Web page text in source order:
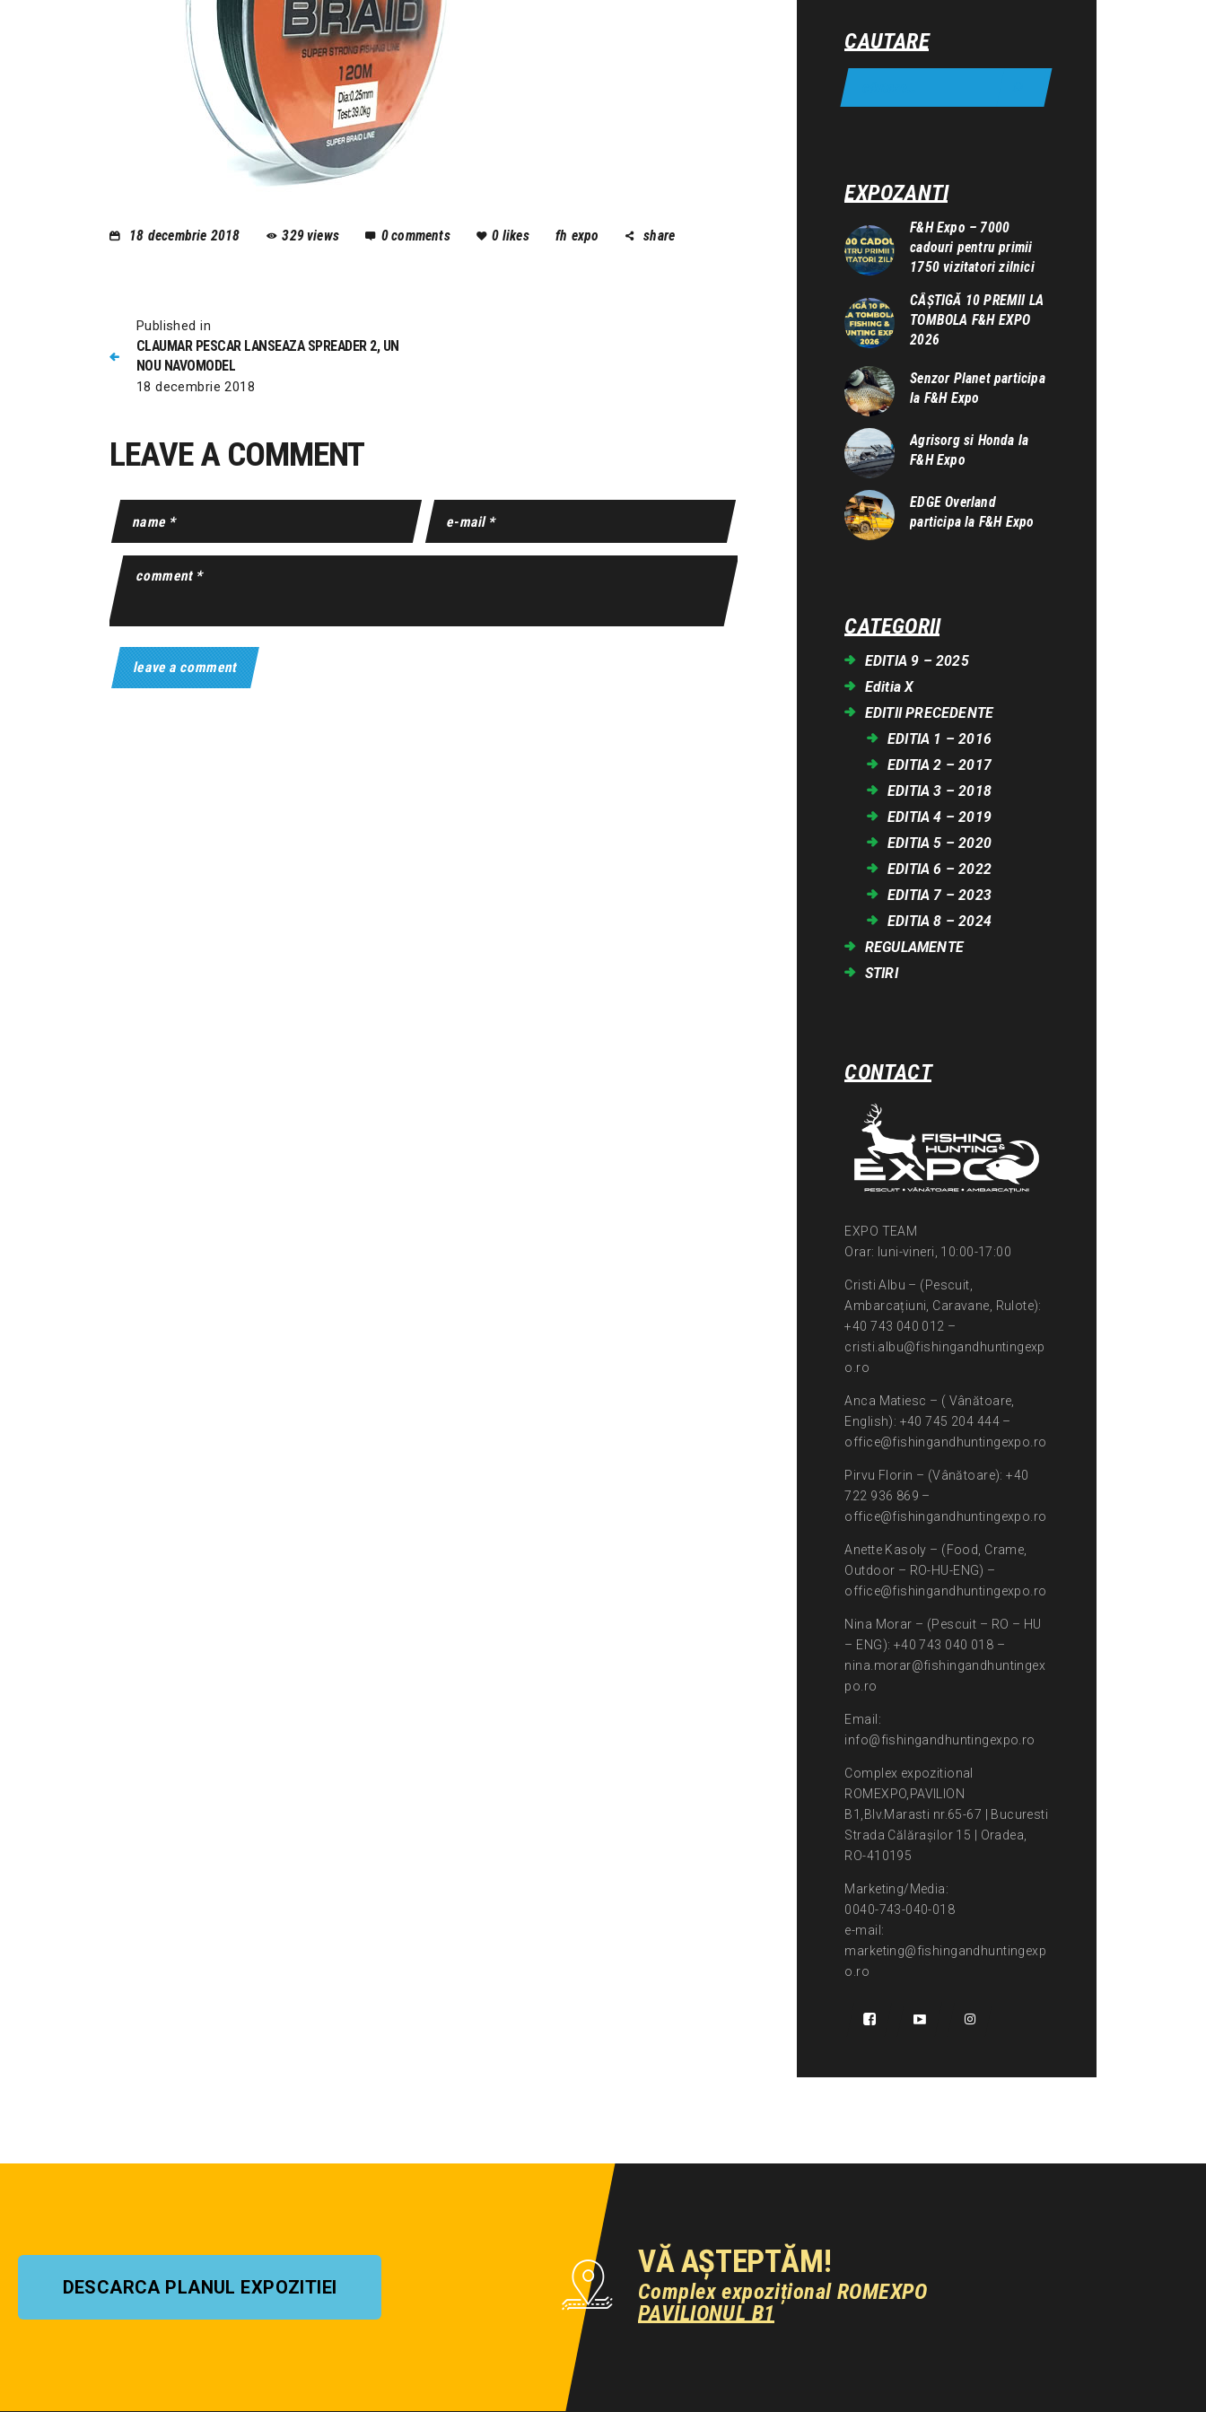
18 decembrie 2018 329views 0comments 0 likes fh expo share
Published in
CLAUMAR PESCAR LANSEAZA SPREADER 2, UN
NOU NAVOMODEL
18 decembrie 2018
LEAVE A COMMENT
CAUTARE
EXPOZANTI
F&H Expo – 7000
cadouri pentru primii
1750 vizitatori zilnici
CÂȘTIGĂ 10 PREMII LA
TOMBOLA F&H EXPO
2026
Senzor Planet participa
la F&H Expo
Agrisorg si Honda la
F&H Expo
EDGE Overland
participa la F&H Expo
CATEGORII
EDITIA 9 – 2025
Editia X
EDITII PRECEDENTE
EDITIA 1 – 2016
EDITIA 2 – 2017
EDITIA 3 – 2018
EDITIA 4 – 2019
EDITIA 5 – 2020
EDITIA 6 – 2022
EDITIA 7 – 2023
EDITIA 8 – 2024
REGULAMENTE
STIRI
CONTACT
EXPO TEAM
Orar: luni-vineri, 10:00-17:00
Cristi Albu – (Pescuit,
Ambarcațiuni, Caravane, Rulote):
+40 743 040 012 –
cristi.albu@fishingandhuntingexp
o.ro
Anca Matiesc – ( Vânătoare,
English): +40 745 204 444 –
office@fishingandhuntingexpo.ro
Pirvu Florin – (Vânătoare): +40
722 936 869 –
office@fishingandhuntingexpo.ro
Anette Kasoly – (Food, Crame,
Outdoor – RO-HU-ENG) –
office@fishingandhuntingexpo.ro
Nina Morar – (Pescuit – RO – HU
– ENG): +40 743 040 018 –
nina.morar@fishingandhuntingex
po.ro
Email:
info@fishingandhuntingexpo.ro
Complex expozitional
ROMEXPO,PAVILION
B1,Blv.Marasti nr.65-67 | Bucuresti
Strada Călărașilor 15 | Oradea,
RO-410195
Marketing/Media:
0040-743-040-018
e-mail:
marketing@fishingandhuntingexp
o.ro
DESCARCA PLANUL EXPOZITIEI
VĂ AȘTEPTĂM!
Complex expozițional ROMEXPO
PAVILIONUL B1